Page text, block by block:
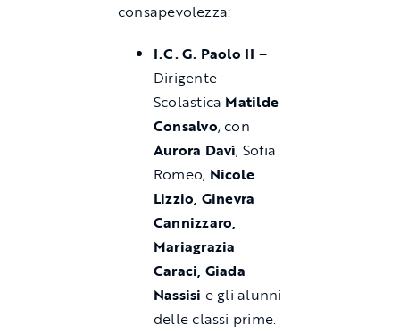
consapevolezza:
I.C. G. Paolo II –
Dirigente
Scolastica Matilde
Consalvo, con
Aurora Davì, Sofia
Romeo, Nicole
Lizzio, Ginevra
Cannizzaro,
Mariagrazia
Caraci, Giada
Nassisi e gli alunni
delle classi prime.